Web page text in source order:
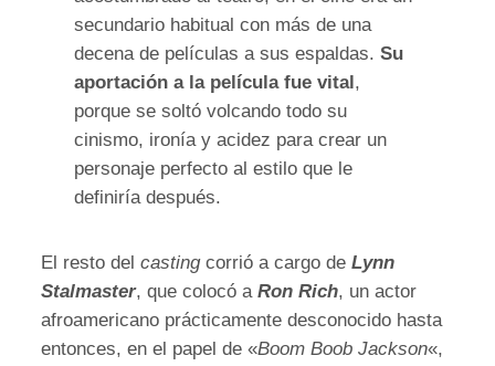
secundario habitual con más de una
decena de películas a sus espaldas.Su
aportación a la película fue vital,
porque se soltó volcando todo su
cinismo, ironía y acidez para crear un
personaje perfecto al estilo que le
definiría después.
El resto delcastingcorrió a cargo deLynn
Stalmaster, que colocó aRon Rich, un actor
afroamericano prácticamente desconocido hasta
entonces, en el papel de «Boom Boob Jackson«,